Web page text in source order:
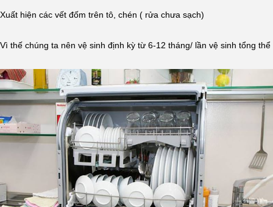
Xuất hiện các vết đốm trên tô, chén ( rửa chưa sạch)
Vì thế chúng ta nên vệ sinh định kỳ từ 6-12 tháng/ lần vệ sinh tổng thể